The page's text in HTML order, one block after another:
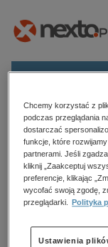
E-prasa
Kategorie
Zobacz wszystkie
biznesowe,
Strona główna
Robert
Chcemy korzystać z
podczas przeglądania
dostarczać
funkcje, które
partnerami. Jeśli
kliknij „Zaakceptuj
preferencje, klikając
wycofać swoją zgodę,
przeglądarki.
Polityka
Ustawienia